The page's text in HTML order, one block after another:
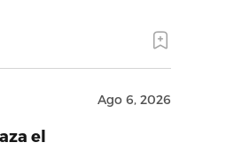
Ago 6, 2026
el